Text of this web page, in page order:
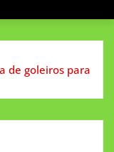
de goleiros para